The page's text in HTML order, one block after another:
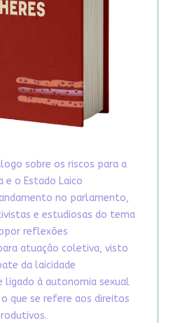
sobre os riscos para a
e o Estado Laico
no parlamento,
e estudiosas do tema
reflexões
atuação coletiva, visto
da laicidade
ligado à autonomia sexual
que se refere aos direitos